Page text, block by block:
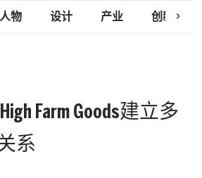
人物 设计 产业 创新研究
chevron_right
Farm Goods建立多
系